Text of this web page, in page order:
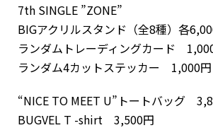
7th SINGLE ”ZONE”
BIGアクリルスタンド（全8種）各
ランダムトレーディングカード
ランダム4カットステッカー 1,000円
“NICE TO MEET U”トートバッグ
BUGVEL T -shirt 3,500円